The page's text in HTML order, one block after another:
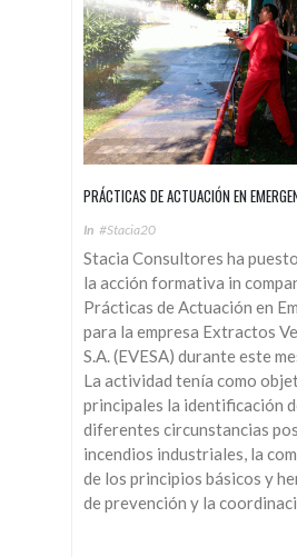
PRÁCTICAS DE ACTUACIÓN EN
In #Stacia20
Stacia Consultores ha
la acción formativa in
Prácticas de Actuación en
para la empresa Extractos
S.A. (EVESA) durante este
La actividad tenía como
principales la identificación
diferentes circunstancias
incendios industriales, la
de los principios básicos y
de prevención y la